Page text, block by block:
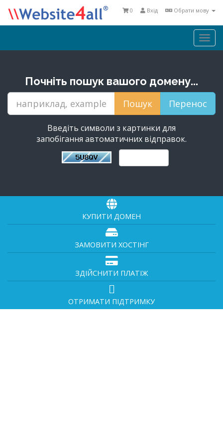
Обрати мову
Вхід
0
Почніть пошук вашого домену...
Введіть символи з картинки для
запобігання автоматичних відправок.
КУПИТИ ДОМЕН
ЗАМОВИТИ ХОСТІНГ
ЗДІЙСНИТИ ПЛАТІЖ
ОТРИМАТИ ПІДТРИМКУ